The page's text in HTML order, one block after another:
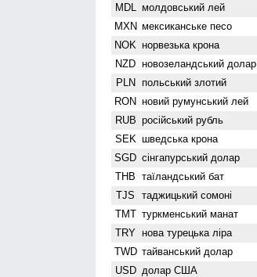
MDL молдовський лей
MXN мексиканське песо
NOK норвезька крона
NZD ново­зеландський долар
PLN польський злотий
RON новий румунський лей
RUB російський рубль
SEK шведська крона
SGD сінгапурський долар
THB таїландський бат
TJS таджицький сомоні
TMT туркменський манат
TRY нова турецька ліра
TWD тайванський долар
USD долар США